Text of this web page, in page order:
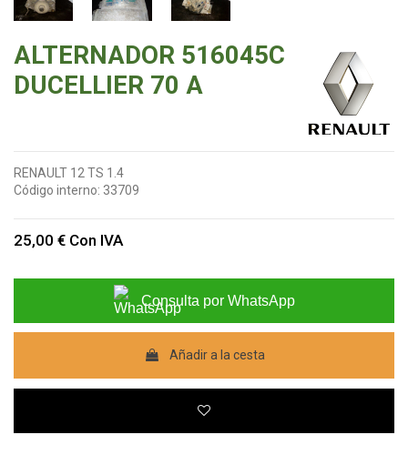
ALTERNADOR 516045C
DUCELLIER 70 A
RENAULT 12 TS 1.4
Código interno: 33709
25,00 € Con IVA
Consulta por WhatsApp
Añadir a la cesta